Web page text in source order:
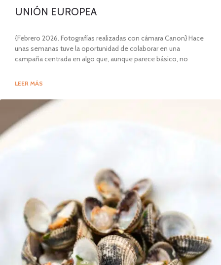
UNIÓN EUROPEA
{Febrero 2026. Fotografías realizadas con cámara Canon} Hace
unas semanas tuve la oportunidad de colaborar en una
campaña centrada en algo que, aunque parece básico, no
LEER MÁS